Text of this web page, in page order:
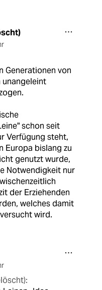
Generationen von
schon seit
Verfügung steht,
Europa bislang zu
genutzt wurde,
Notwendigkeit nur
der Erziehenden
welches damit
wird.